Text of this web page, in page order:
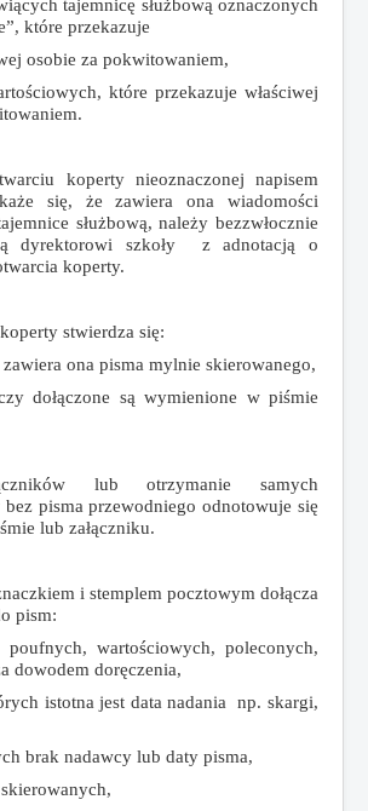
tajemnicę służbową oznaczonych
które przekazuje
za pokwitowaniem,
które przekazuje właściwej
koperty nieoznaczonej napisem
się, że zawiera ona wiadomości
służbową, należy bezzwłocznie
dyrektorowi szkoły z adnotacją o
koperty.
stwierdza się:
ona pisma mylnie skierowanego,
są wymienione w piśmie
lub otrzymanie samych
bez pisma przewodniego odnotowuje się
lub załączniku.
i stemplem pocztowym dołącza
pism:
wartościowych, poleconych,
dowodem doręczenia,
jest data nadania np. skargi,
nadawcy lub daty pisma,